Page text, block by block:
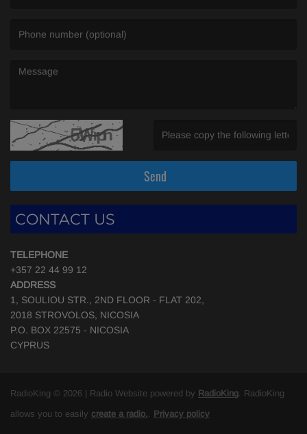
Send
CONTACT US
TELEPHONE
+357 22 44 99 12
ADDRESS
1, SOULIOU STR., 2ND FLOOR - FLAT 202,
2018 STROVOLOS, NICOSIA
P.O. BOX 22575 - NICOSIA
CYPRUS
RadioKing © 2026 | Radio Website powered by RadioKing . RadioKing
allows you to easily create a radio. Privacy policy